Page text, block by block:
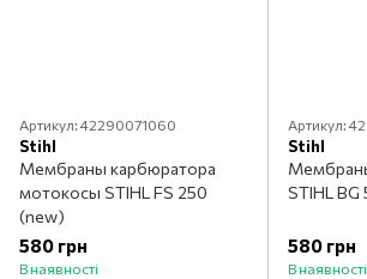
Артикул: 42290071060
Stihl
Мембраны карбюратора
мотокосы STIHL FS 250
(new)
580 грн
В наявності
Артикул:
Stihl
STIHL BG
580 грн
В наявності